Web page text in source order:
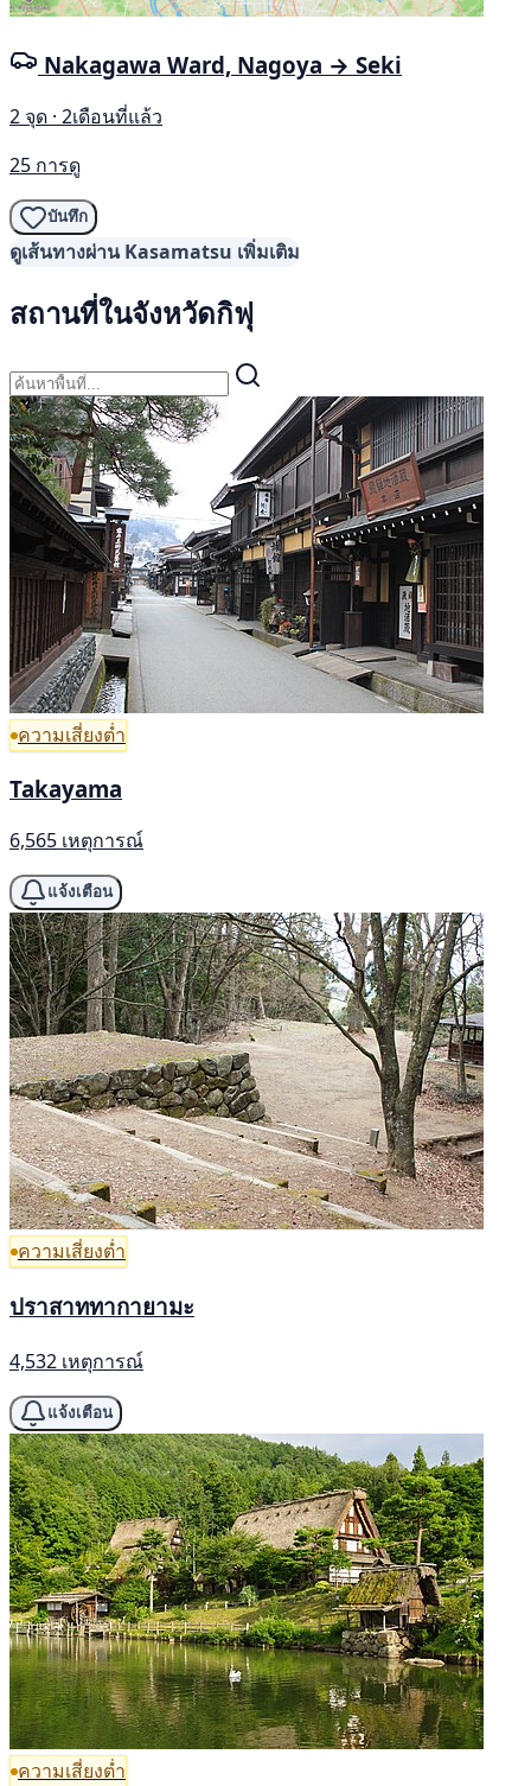
Nakagawa Ward, Nagoya → Seki
2 จุด · 2เดือนที่แล้ว
25 การดู
บันทึก
ดูเส้นทางผ่าน Kasamatsu เพิ่มเติม
สถานที่ในจังหวัดกิฟุ
ความเสี่ยงต่ำ
Takayama
6,565 เหตุการณ์
แจ้งเตือน
ความเสี่ยงต่ำ
ปราสาททากายามะ
4,532 เหตุการณ์
แจ้งเตือน
ความเสี่ยงต่ำ